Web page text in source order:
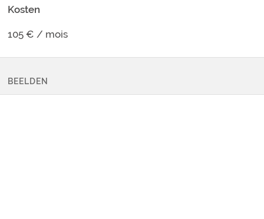
Kosten
105 € / mois
BEELDEN